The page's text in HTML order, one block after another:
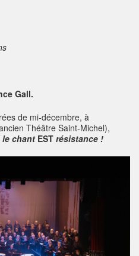
Gall.
de mi-décembre, à
Théâtre Saint-Michel),
le chant EST résistance !